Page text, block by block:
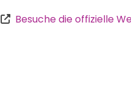
Besuche die offizielle